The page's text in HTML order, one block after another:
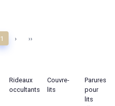
1 › ››
Rideaux
occultants
Couvre-
lits
Parures
pour
lits